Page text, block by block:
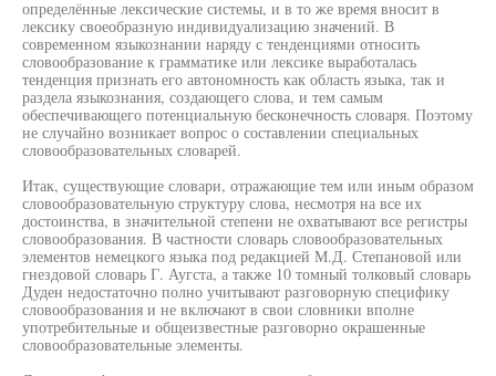
определённые лексические системы, и в то же время вносит в
лексику своеобразную индивидуализацию значений. В
современном языкознании наряду с тенденциями относить
словообразование к грамматике или лексике выработалась
тенденция признать его автономность как область языка, так и
раздела языкознания, создающего слова, и тем самым
обеспечивающего потенциальную бесконечность словаря. Поэтому
не случайно возникает вопрос о составлении специальных
словообразовательных словарей.
Итак, существующие словари, отражающие тем или иным образом
словообразовательную структуру слова, несмотря на все их
достоинства, в значительной степени не охватывают все регистры
словообразования. В частности словарь словообразовательных
элементов немецкого языка под редакцией М.Д. Степановой или
гнездовой словарь Г. Аугста, а также 10 томный толковый словарь
Дуден недостаточно полно учитывают разговорную специфику
словообразования и не включают в свои словники вполне
употребительные и общеизвестные разговорно окрашенные
словообразовательные элементы.